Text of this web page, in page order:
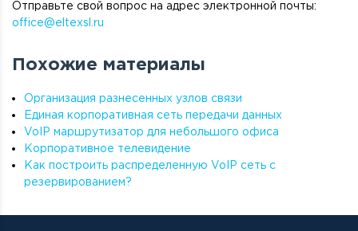
Отправьте свой вопрос на адрес электронной почты:
office@eltexsl.ru
Похожие материалы
Организация разнесенных узлов связи
Единая корпоративная сеть передачи данных
VoIP маршрутизатор для небольшого офиса
Корпоративное телевидение
Как построить распределенную VoIP сеть с
резервированием?